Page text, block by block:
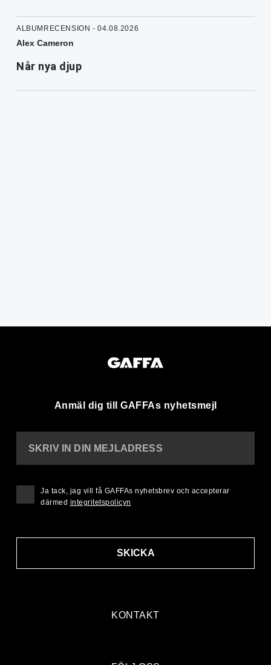
ALBUMRECENSION - 04.08.2026
Alex Cameron
Når nya djup
Anmäl dig till GAFFAs nyhetsmejl
KONTAKT
SKRIV IN DIN MEJLADRESS
SKICKA
Ja tack, jag vill få GAFFAs nyhetsbrev och accepterar
därmed integritetspolicyn